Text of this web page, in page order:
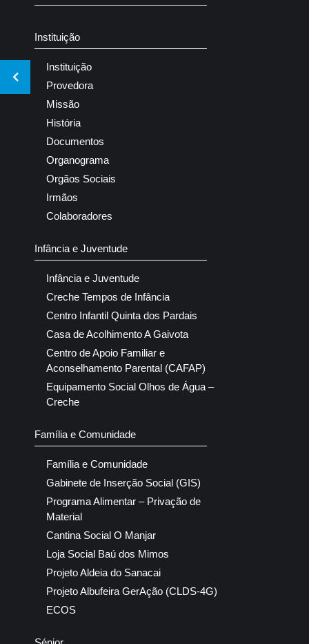
Instituição
Instituição
Provedora
Missão
História
Documentos
Organograma
Orgãos Sociais
Irmãos
Colaboradores
Infância e Juventude
Infância e Juventude
Creche Tempos de Infância
Centro Infantil Quinta dos Pardais
Casa de Acolhimento A Gaivota
Centro de Apoio Familiar e
Aconselhamento Parental (CAFAP)
Equipamento Social Olhos de Água –
Creche
Família e Comunidade
Família e Comunidade
Gabinete de Inserção Social (GIS)
Programa Alimentar – Privação de
Material
Cantina Social O Manjar
Loja Social Baú dos Mimos
Projeto Aldeia do Sanacai
Projeto Albufeira GerAção (CLDS-4G)
ECOS